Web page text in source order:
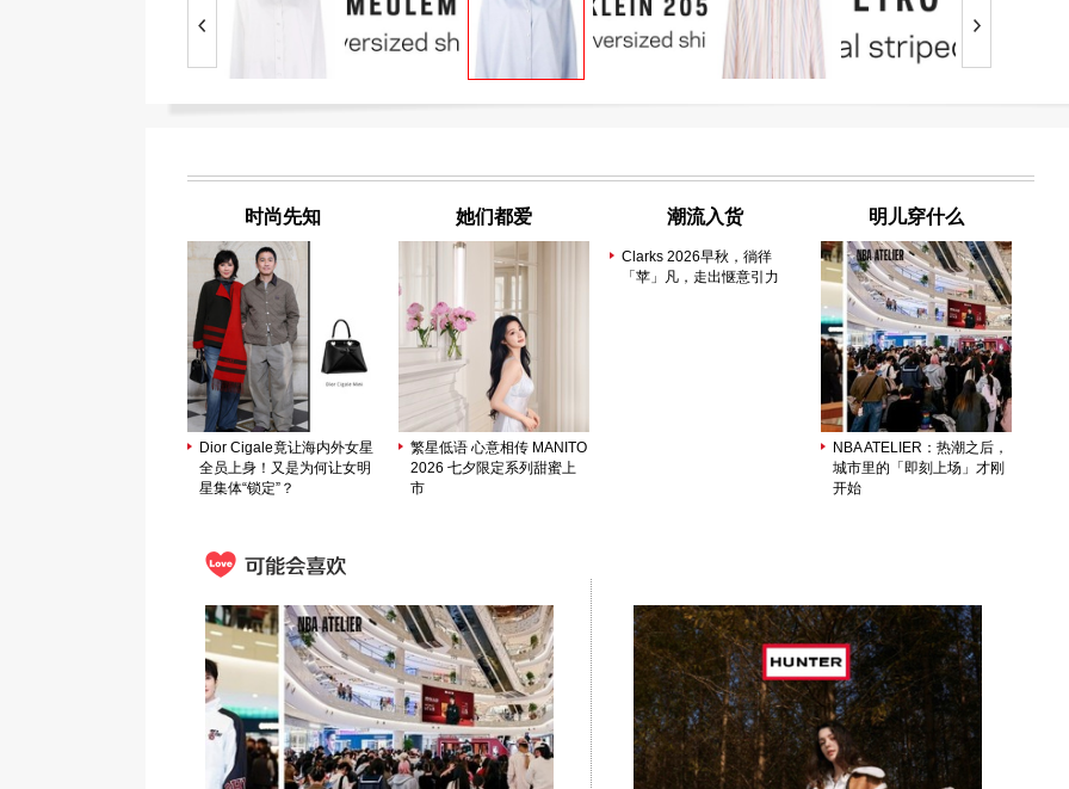
时尚先知
Dior Cigale竟让海内外女星
全员上身！又是为何让女明
星集体“锁定”？
她们都爱
繁星低语 心意相传 MANITO
2026 七夕限定系列甜蜜上
市
潮流入货
Clarks 2026早秋，徜徉
「苹」凡，走出惬意引力
明儿穿什么
NBA ATELIER：热潮之后，
城市里的「即刻上场」才刚
开始